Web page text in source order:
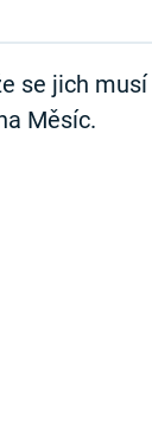
se jich musí
Měsíc.